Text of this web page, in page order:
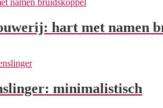
hart met namen
minimalistisch